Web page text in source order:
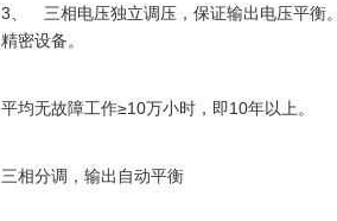
3 、 三相电压独立调压，保证输出电压平衡
精密设备。
平均无故障工作≥10万小时，即10年以上。
三相分调，输出自动平衡